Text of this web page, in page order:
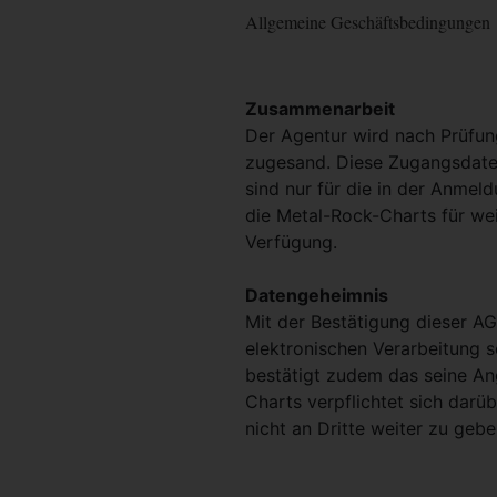
Allgemeine Geschäftsbedingungen
Zusammenarbeit
Der Agentur wird nach
zugesand. Diese
sind nur für die in der
die Metal-Rock-Charts für
Verfügung.
Datengeheimnis
Mit der Bestätigung dieser
elektronischen Verarbeitung
bestätigt zudem das seine
Charts verpflichtet sich
nicht an Dritte weiter zu